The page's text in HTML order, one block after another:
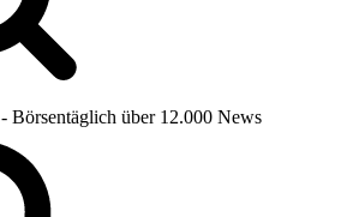
- Börsentäglich über 12.000 News